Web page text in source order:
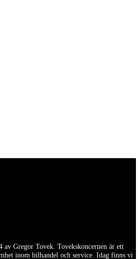
av Gregor Tovek. Tovekskoncernen är ett
inom bilhandel och service. Idag finns vi